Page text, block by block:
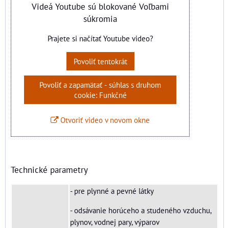
Videá Youtube sú blokované Voľbami
súkromia
Prajete si načítať Youtube video?
Povoliť tentokrát
Povoliť a zapamätať - súhlas s druhom
cookie: Funkčné
Otvoriť video v novom okne
Technické parametry
- pre plynné a pevné látky
- odsávanie horúceho a studeného vzduchu,
plynov, vodnej pary, výparov